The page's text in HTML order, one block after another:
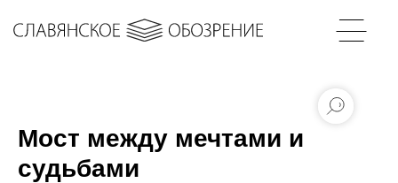
Мост между мечтами и
судьбами